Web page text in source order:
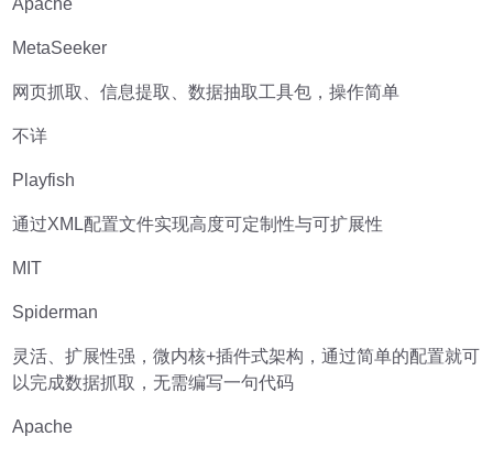
Apache
MetaSeeker
网页抓取、信息提取、数据抽取工具包，操作简单
不详
Playfish
通过XML配置文件实现高度可定制性与可扩展性
MIT
Spiderman
灵活、扩展性强，微内核+插件式架构，通过简单的配置就可
以完成数据抓取，无需编写一句代码
Apache